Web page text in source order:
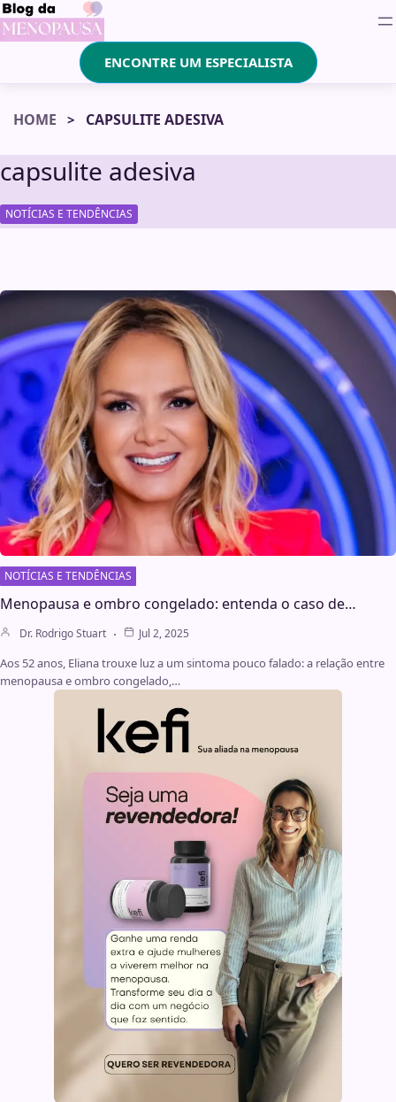
ENCONTRE UM ESPECIALISTA
HOME CAPSULITE ADESIVA
capsulite adesiva
NOTÍCIAS E TENDÊNCIAS
NOTÍCIAS E TENDÊNCIAS
Menopausa e ombro congelado: entenda o caso de…
Dr. Rodrigo Stuart Jul 2, 2025
Aos 52 anos, Eliana trouxe luz a um sintoma pouco falado: a relação entre
menopausa e ombro congelado,…